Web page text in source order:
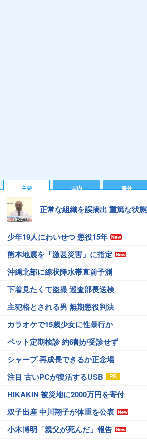
主要 国内 海外
正常な組織を誤摘出 重篤な状態
少年19人にわいせつ 懲役15年
熊本地震を「激甚災害」に指定
沖縄北部に線状降水帯直前予測
下着見たくて盗撮 巡査部長送検
主犯格とされる男 無期懲役判決
カラオケで15歳少女に性暴行か
ペット定期検診 約6割が受診せず
シャープ 再成長できるか正念場
注目 古いPCが復活するUSB
HIKAKIN 被災地に2000万円を寄付
双子出産 中川翔子が体重を公表
小木博明「親父が死んだ」報告